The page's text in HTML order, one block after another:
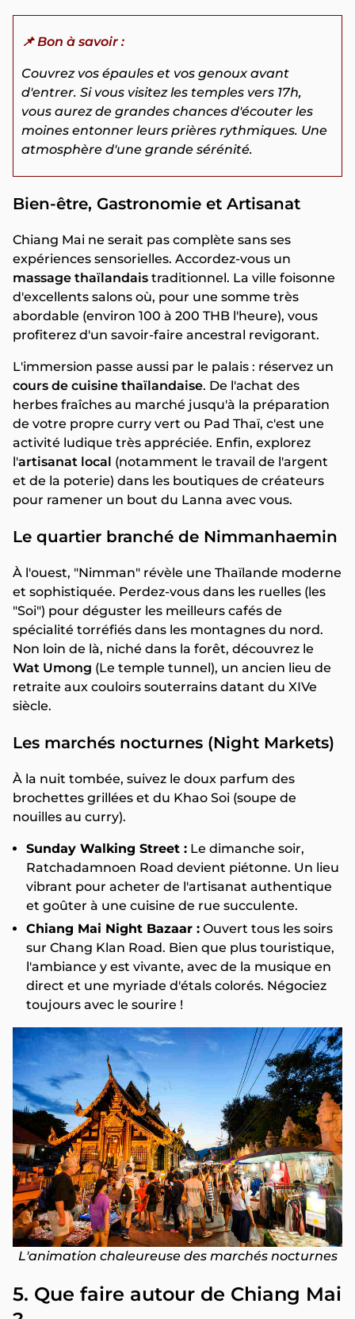
📌 Bon à savoir :
Couvrez vos épaules et vos genoux avant
d'entrer. Si vous visitez les temples vers 17h,
vous aurez de grandes chances d'écouter les
moines entonner leurs prières rythmiques. Une
atmosphère d'une grande sérénité.
Bien-être, Gastronomie et Artisanat
Chiang Mai ne serait pas complète sans ses
expériences sensorielles. Accordez-vous un
massage thaïlandais traditionnel. La ville foisonne
d'excellents salons où, pour une somme très
abordable (environ 100 à 200 THB l'heure), vous
profiterez d'un savoir-faire ancestral revigorant.
L'immersion passe aussi par le palais : réservez un
cours de cuisine thaïlandaise. De l'achat des
herbes fraîches au marché jusqu'à la préparation
de votre propre curry vert ou Pad Thaï, c'est une
activité ludique très appréciée. Enfin, explorez
l'artisanat local (notamment le travail de l'argent
et de la poterie) dans les boutiques de créateurs
pour ramener un bout du Lanna avec vous.
Le quartier branché de Nimmanhaemin
À l'ouest, "Nimman" révèle une Thaïlande moderne
et sophistiquée. Perdez-vous dans les ruelles (les
"Soi") pour déguster les meilleurs cafés de
spécialité torréfiés dans les montagnes du nord.
Non loin de là, niché dans la forêt, découvrez le
Wat Umong (Le temple tunnel), un ancien lieu de
retraite aux couloirs souterrains datant du XIVe
siècle.
Les marchés nocturnes (Night Markets)
À la nuit tombée, suivez le doux parfum des
brochettes grillées et du Khao Soi (soupe de
nouilles au curry).
Sunday Walking Street : Le dimanche soir,
Ratchadamnoen Road devient piétonne. Un lieu
vibrant pour acheter de l'artisanat authentique
et goûter à une cuisine de rue succulente.
Chiang Mai Night Bazaar : Ouvert tous les soirs
sur Chang Klan Road. Bien que plus touristique,
l'ambiance y est vivante, avec de la musique en
direct et une myriade d'étals colorés. Négociez
toujours avec le sourire !
L'animation chaleureuse des marchés nocturnes
5. Que faire autour de Chiang Mai